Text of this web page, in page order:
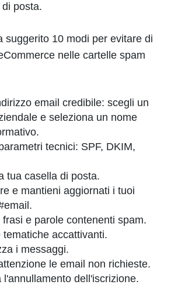
posta.
suggerito 10 modi per evitare di
nelle cartelle spam
email credibile: scegli un
e seleziona un nome
tecnici: SPF, DKIM,
tua casella di posta.
e mantieni aggiornati i tuoi
frasi e parole contenenti spam.
tematiche accattivanti.
i messaggi.
le email non richieste.
l'annullamento dell'iscrizione.